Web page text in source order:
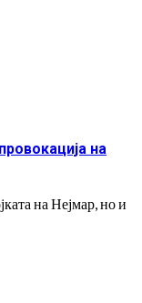
на
на Нејмар, но и